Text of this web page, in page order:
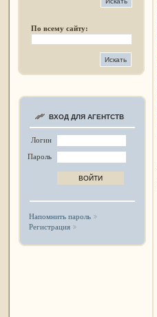
По всему сайту:
ВХОД ДЛЯ АГЕНТСТВ
Логин
Пароль
Напомнить пароль
Регистрация